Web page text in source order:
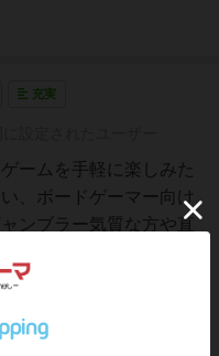
充実
ームを手軽に楽しみた
、ボードゲーマー向け
ンブラー気質な方や直
ゲーム大好きです🥰ど
は別れますが、ブラフ
...